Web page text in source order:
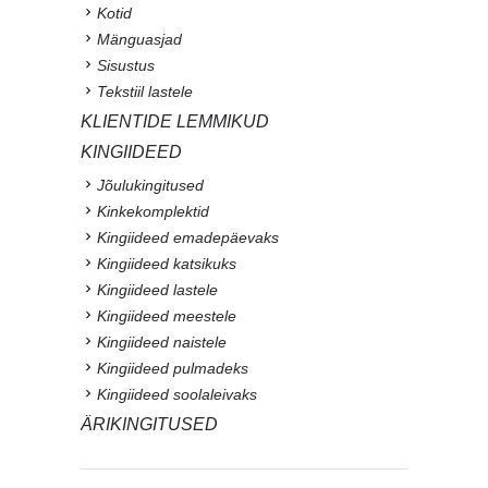
Kotid
Mänguasjad
Sisustus
Tekstiil lastele
KLIENTIDE LEMMIKUD
KINGIIDEED
Jõulukingitused
Kinkekomplektid
Kingiideed emadepäevaks
Kingiideed katsikuks
Kingiideed lastele
Kingiideed meestele
Kingiideed naistele
Kingiideed pulmadeks
Kingiideed soolaleivaks
ÄRIKINGITUSED